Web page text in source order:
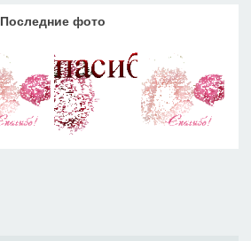
Последние фото